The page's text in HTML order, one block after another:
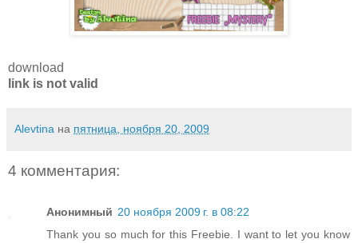
download
link is not valid
Alevtina на пятница, ноября 20, 2009
4 комментария:
Анонимный 20 ноября 2009 г. в 08:22
Thank you so much for this Freebie. I want to let you know